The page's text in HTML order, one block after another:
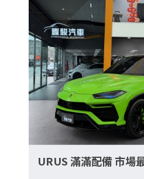
URUS 滿滿配備 市場